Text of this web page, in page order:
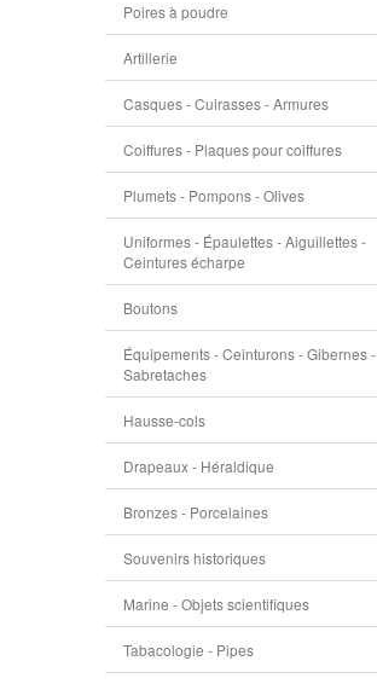
Poires à poudre
Artillerie
Casques - Cuirasses - Armures
Coiffures - Plaques pour coiffures
Plumets - Pompons - Olives
Uniformes - Épaulettes - Aiguillettes -
Ceintures écharpe
Boutons
Équipements - Ceinturons - Gibernes -
Sabretaches
Hausse-cols
Drapeaux - Héraldique
Bronzes - Porcelaines
Souvenirs historiques
Marine - Objets scientifiques
Tabacologie - Pipes